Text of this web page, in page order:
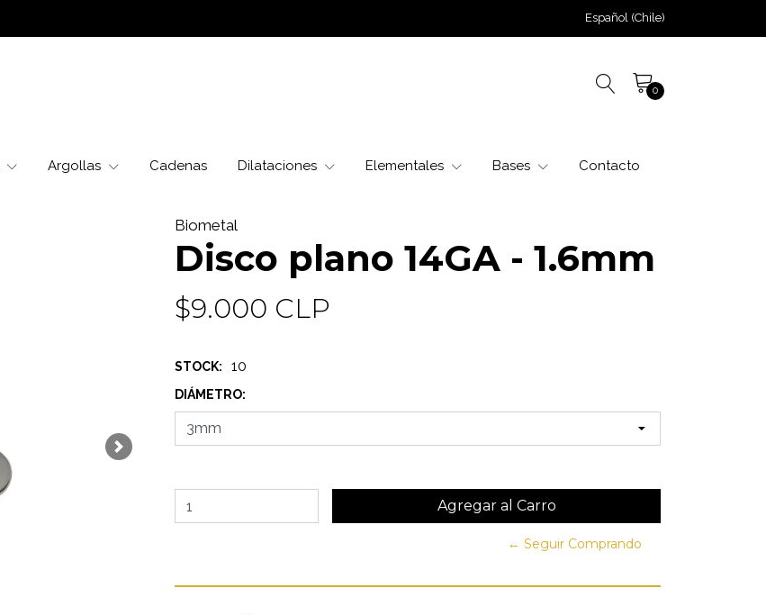
Español (Chile)
0
Argollas Cadenas Dilataciones Elementales Bases Contacto
Next
Biometal
Disco plano 14GA - 1.6mm
$9.000 CLP
STOCK: 10
DIÁMETRO:
← Seguir Comprando